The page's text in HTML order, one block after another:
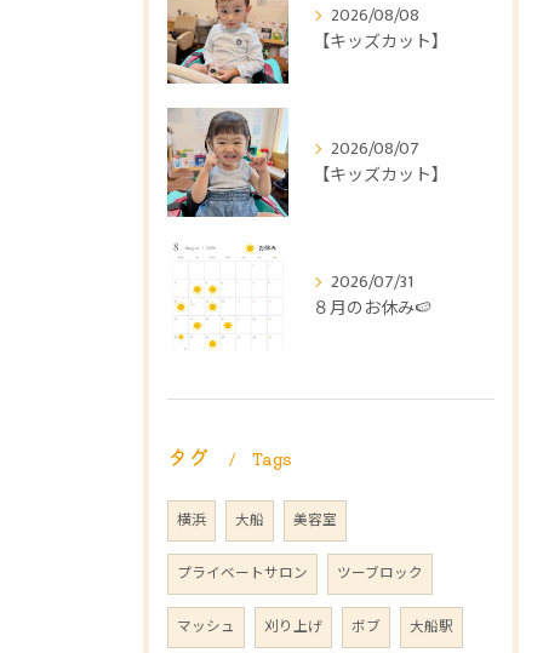
2026/08/08
【キッズカット】
2026/08/07
【キッズカット】
2026/07/31
８月のお休み🍉
タグ Tags
横浜 大船 美容室
プライベートサロン ツーブロック
マッシュ 刈り上げ ボブ 大船駅